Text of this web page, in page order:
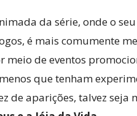
da série, onde o
é mais comumente
de eventos
que tenham
de aparições, talvez